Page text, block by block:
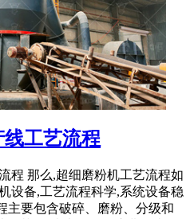
工艺流程
程 那么,超细磨粉机工艺流程如
设备,工艺流程科学,系统设备稳
主要包含破碎、磨粉、分级和